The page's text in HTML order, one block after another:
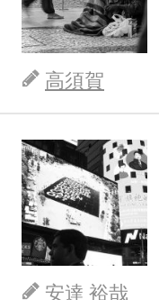
高須賀
安達 裕哉